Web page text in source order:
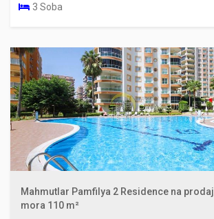
3 Soba
Mahmutlar Pamfilya 2 Residence na
mora 110 m²